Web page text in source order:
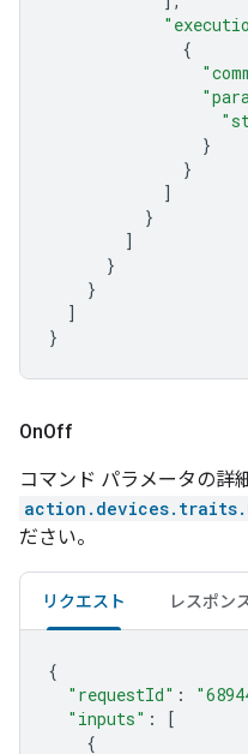
{
}
}
]
}
]
}
}
]
}
OnOff
コマンド パラメータの詳
ださい。
リクエスト レスポン
{
"requestId" :
"inputs" :
[
{